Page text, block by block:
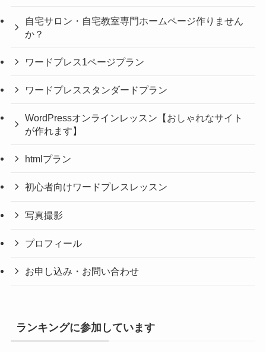
自宅サロン・自宅教室専門ホームページ作りません
か？
ワードプレス1ページプラン
ワードプレススタンダードプラン
WordPressオンラインレッスン【おしゃれなサイト
が作れます】
htmlプラン
初心者向けワードプレスレッスン
写真撮影
プロフィール
お申し込み・お問い合わせ
ランキングに参加しています